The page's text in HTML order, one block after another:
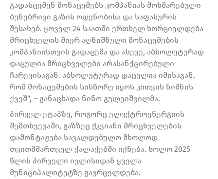
გადასცემენ მონაცემებს კომპანიას მოხმარებული
ბუნებრივი გაზის ოდენობისა და საფასურის
შესახებ. ყოველ 24 საათში ერთხელ ხორციელდება
მრიცხველის მიერ აღნიშნული მონაცემების
კომპანიისთვის გადაცემა და ასევე, აბსოლუტურად
დაცულია მრიცხველები არასანქცირებული
ჩარევისაგან. აბსოლუტურად დაცულია იმისაგან,
რომ მონაცემების სისწორე იყოს კითვის ნიშნის
ქვეშ“, – განაცხადა ნინო გულეიშვილმა.
პირველ ეტაპზე, როგორც ელექტროენერგიის
შემთხვევაში, გაზზეც ჭკვიანი მრიცხველების
დამონტაჟება სავალდებულო მხოლოდ
თვითმმართველ ქალაქებში იქნება. ხოლო 2025
წლის პირველი ივლისიდან ყველა
მუნიციპალიტეტზე გავრცელდება.